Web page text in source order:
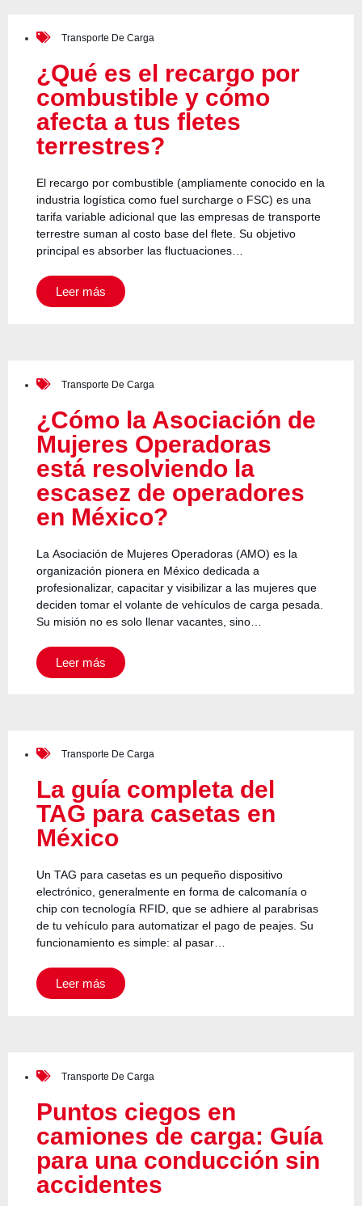
Transporte De Carga
¿Qué es el recargo por
combustible y cómo
afecta a tus fletes
terrestres?
El recargo por combustible (ampliamente conocido en la
industria logística como fuel surcharge o FSC) es una
tarifa variable adicional que las empresas de transporte
terrestre suman al costo base del flete. Su objetivo
principal es absorber las fluctuaciones…
Leer más
Transporte De Carga
¿Cómo la Asociación de
Mujeres Operadoras
está resolviendo la
escasez de operadores
en México?
La Asociación de Mujeres Operadoras (AMO) es la
organización pionera en México dedicada a
profesionalizar, capacitar y visibilizar a las mujeres que
deciden tomar el volante de vehículos de carga pesada.
Su misión no es solo llenar vacantes, sino…
Leer más
Transporte De Carga
La guía completa del
TAG para casetas en
México
Un TAG para casetas es un pequeño dispositivo
electrónico, generalmente en forma de calcomanía o
chip con tecnología RFID, que se adhiere al parabrisas
de tu vehículo para automatizar el pago de peajes. Su
funcionamiento es simple: al pasar…
Leer más
Transporte De Carga
Puntos ciegos en
camiones de carga: Guía
para una conducción sin
accidentes